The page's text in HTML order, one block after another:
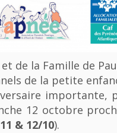
de la Famille de
de la petite
importante,
12 octobre
& 12/10).